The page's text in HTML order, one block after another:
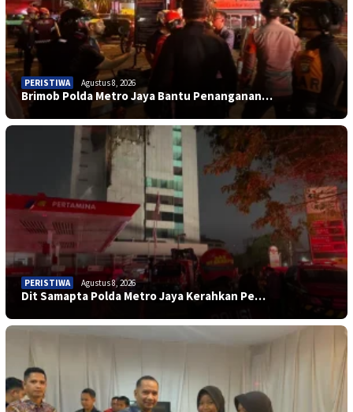
PERISTIWA Agustus 8, 2026
Brimob Polda Metro Jaya Bantu Penanganan…
PERISTIWA Agustus 8, 2026
Dit Samapta Polda Metro Jaya Kerahkan Pe…